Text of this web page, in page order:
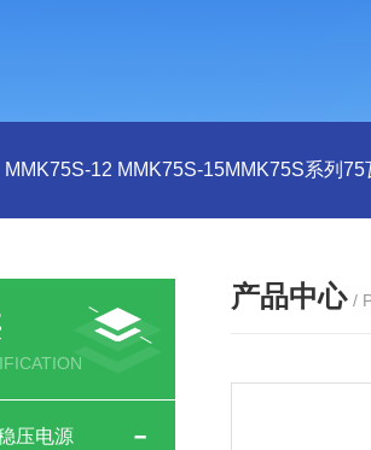
MMK75S-12 MMK75S-15MMK75S系列
压电源
产品中心 /